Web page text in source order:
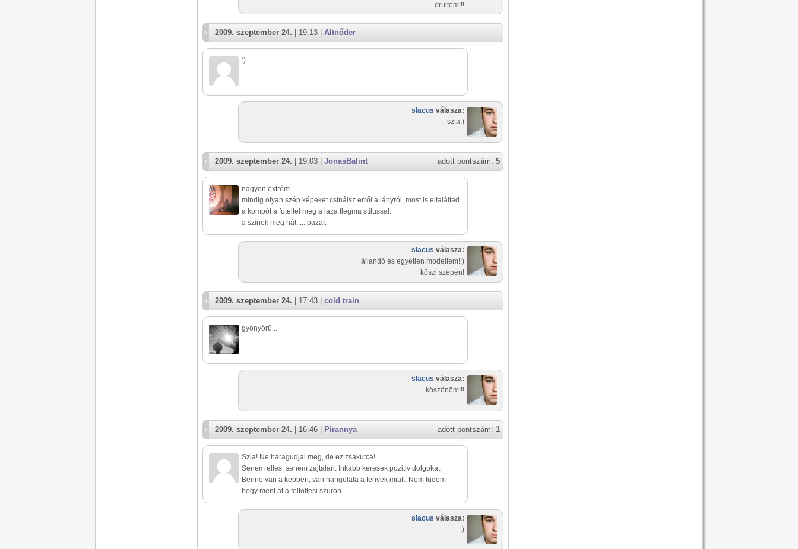
örültem!!!
2009. szeptember 24. | 19:13 | Altnőder
:)
slacus válasza:
szia:)
adott pontszám: 5
2009. szeptember 24. | 19:03 | JonasBalint
nagyon extrém.
mindig olyan szép képeket csinálsz erről a lányról, most is eltaláltad
a kompót a fotellel meg a laza flegma stílussal.
a színek meg hát..... pazar.
slacus válasza:
állandó és egyetlen modellem!:)
köszi szépen!
2009. szeptember 24. | 17:43 | cold train
gyönyörű...
slacus válasza:
köszönöm!!!
adott pontszám: 1
2009. szeptember 24. | 16:46 | Pirannya
Szia! Ne haragudjal meg, de ez zsakutca!
Senem elles, senem zajtalan. Inkabb keresek pozitiv dolgokat:
Benne van a kepben, van hangulata a fenyek miatt. Nem tudom
hogy ment at a feltoltesi szuron.
slacus válasza:
:)